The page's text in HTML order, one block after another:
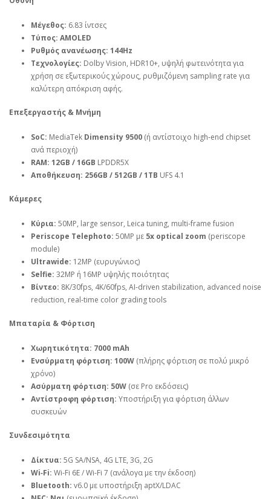
Μέγεθος: 6.83 ίντσες
Τύπος: AMOLED
Ρυθμός ανανέωσης: 144Hz
Τεχνολογίες: Dolby Vision, HDR10+, υψηλή φωτεινότητα για
χρήση σε εξωτερικούς χώρους, ρυθμιζόμενη sampling rate για
καλύτερη απόκριση αφής.
Επεξεργαστής & Μνήμη
SoC: MediaTek Dimensity 9500 (ή αντίστοιχο high‑end chipset
ανά περιοχή)
RAM: 12GB / 16GB LPDDR5X
Αποθήκευση: 256GB / 512GB / 1TB UFS 4.1
Κάμερες
Κύρια: 50MP, large sensor, Leica tuning, multi‑frame fusion
Periscope Telephoto: 50MP με 5x optical zoom (periscope
module)
Ultrawide: 12MP (ευρυγώνιος)
Selfie: 32MP ή 16MP υψηλής ποιότητας
Βίντεο: 8K/30fps, 4K/60fps, AI‑driven stabilization, advanced noise
reduction, real‑time color grading tools
Μπαταρία & Φόρτιση
Χωρητικότητα: 7000 mAh
Ενσύρματη φόρτιση: 100W (πλήρης φόρτιση σε πολύ μικρό
χρόνο)
Ασύρματη φόρτιση: 50W (σε Pro εκδόσεις)
Αντίστροφη φόρτιση: Υποστήριξη για φόρτιση άλλων
συσκευών
Συνδεσιμότητα
Δίκτυα: 5G SA/NSA, 4G LTE, 3G, 2G
Wi‑Fi: Wi‑Fi 6E / Wi‑Fi 7 (ανάλογα με την έκδοση)
Bluetooth: v6.0 με υποστήριξη aptX/LDAC